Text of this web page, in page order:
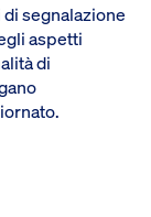
segnalazione
aspetti
di